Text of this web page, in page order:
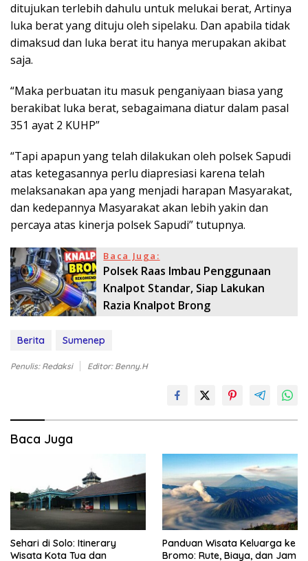
ditujukan terlebih dahulu untuk melukai berat, Artinya
luka berat yang dituju oleh sipelaku. Dan apabila tidak
dimaksud dan luka berat itu hanya merupakan akibat
saja.
“Maka perbuatan itu masuk penganiyaan biasa yang
berakibat luka berat, sebagaimana diatur dalam pasal
351 ayat 2 KUHP”
“Tapi apapun yang telah dilakukan oleh polsek Sapudi
atas ketegasannya perlu diapresiasi karena telah
melaksanakan apa yang menjadi harapan Masyarakat,
dan kedepannya Masyarakat akan lebih yakin dan
percaya atas kinerja polsek Sapudi” tutupnya.
Baca Juga:
Polsek Raas Imbau Penggunaan
Knalpot Standar, Siap Lakukan
Razia Knalpot Brong
Berita Sumenep
Penulis: Redaksi Editor: Benny.H
Baca Juga
Sehari di Solo: Itinerary
Wisata Kota Tua dan
Panduan Wisata Keluarga ke
Bromo: Rute, Biaya, dan Jam